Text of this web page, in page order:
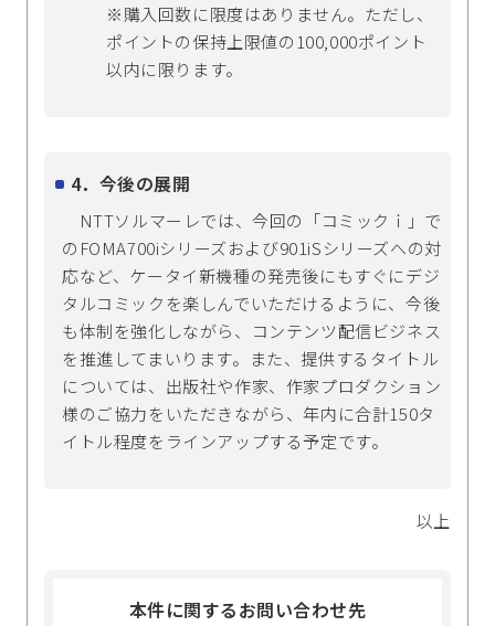
※購入回数に限度はありません。ただし、
ポイントの保持上限値の100,000ポイント
以内に限ります。
4．今後の展開
NTTソルマーレでは、今回の「コミックｉ」で
のFOMA700iシリーズおよび901iSシリーズへの対
応など、ケータイ新機種の発売後にもすぐにデジ
タルコミックを楽しんでいただけるように、今後
も体制を強化しながら、コンテンツ配信ビジネス
を推進してまいります。また、提供するタイトル
については、出版社や作家、作家プロダクション
様のご協力をいただきながら、年内に合計150タ
イトル程度をラインアップする予定です。
以上
本件に関するお問い合わせ先